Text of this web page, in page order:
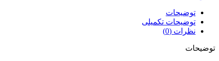
توضیحات
توضیحات تکمیلی
نظرات (0)
توضیحات